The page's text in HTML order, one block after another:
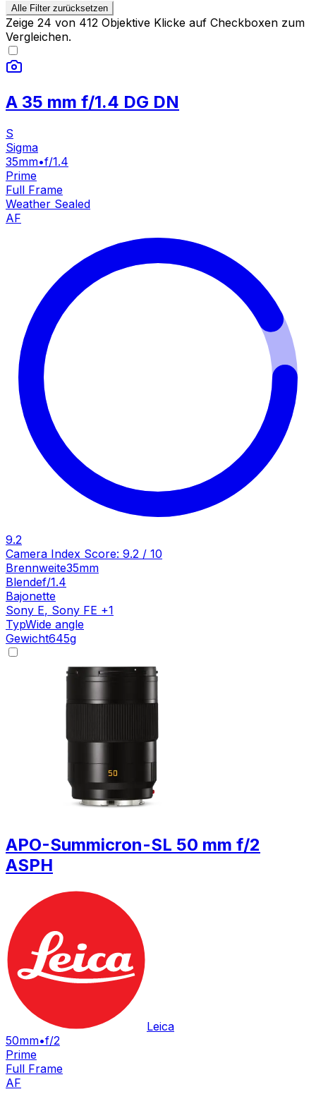
Alle Filter zurücksetzen
Zeige 24 von 412 Objektive Klicke auf Checkboxen zum
Vergleichen.
A 35 mm f/1.4 DG DN
S
Sigma
35mm•f/1.4
Prime
Full Frame
Weather Sealed
AF
9.2
Camera Index Score: 9.2 / 10
Brennweite35mm
Blendef/1.4
Bajonette
Sony E, Sony FE +1
TypWide angle
Gewicht645g
APO-Summicron-SL 50 mm f/2
ASPH
Leica
50mm•f/2
Prime
Full Frame
AF